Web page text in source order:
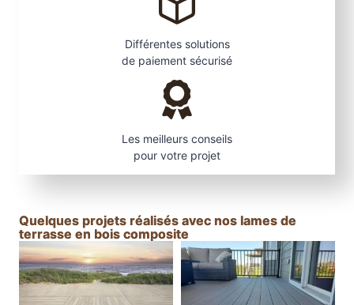
Différentes solutions
de paiement sécurisé
Les meilleurs conseils
pour votre projet
Quelques projets réalisés avec nos lames de
terrasse en bois composite